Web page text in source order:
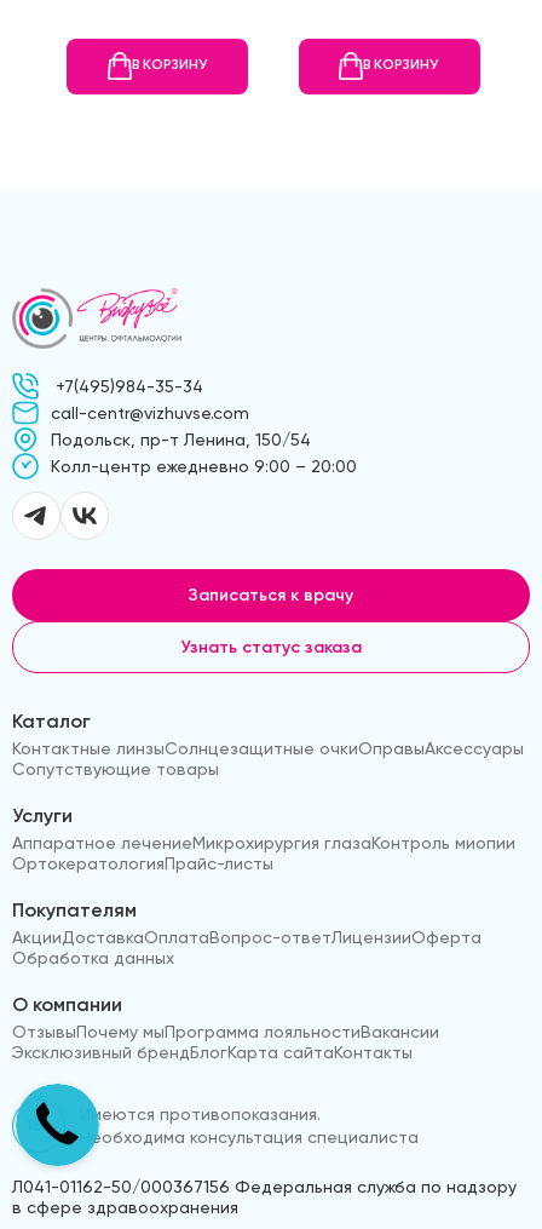
В КОРЗИНУ В КОРЗИНУ
+7(495)984-35-34
call-centr@vizhuvse.com
Подольск, пр-т Ленина, 150/54
Kолл-центр ежедневно 9:00 – 20:00
Записаться к врачу
Узнать статус заказа
Каталог
Контактные линзыСолнцезащитные очкиОправыАксессуары
Сопутствующие товары
Услуги
Аппаратное лечениеМикрохирургия глазаКонтроль миопии
ОртокератологияПрайс-листы
Покупателям
АкцииДоставкаОплатаВопрос-ответЛицензииОферта
Обработка данных
О компании
ОтзывыПочему мыПрограмма лояльностиВакансии
Эксклюзивный брендБлогКарта сайтаКонтакты
18+
Имеются противопоказания.
Необходима консультация специалиста
Л041-01162-50/000367156 Федеральная служба по надзору
в сфере здравоохранения